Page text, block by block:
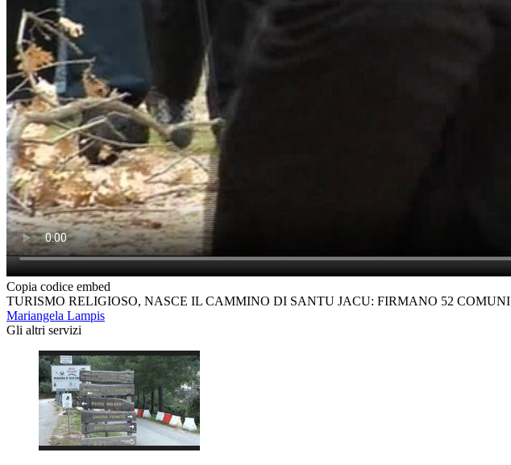
Copia codice embed
TURISMO RELIGIOSO, NASCE IL CAMMINO DI SANTU JACU: FIRMANO 52 COMUNI
Mariangela Lampis
Gli altri servizi